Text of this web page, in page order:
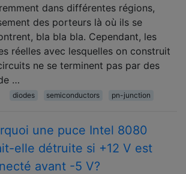
dans différentes régions,
des porteurs là où ils se
bla bla bla. Cependant, les
réelles avec lesquelles on construit
ne se terminent pas par des
…
diodes semiconductors pn-junction
une puce Intel 8080
elle détruite si +12 V est
avant -5 V?